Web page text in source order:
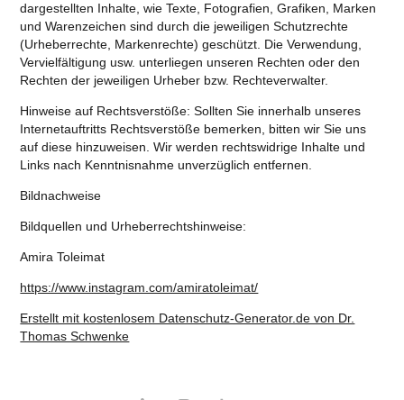
dargestellten Inhalte, wie Texte, Fotografien, Grafiken, Marken
und Warenzeichen sind durch die jeweiligen Schutzrechte
(Urheberrechte, Markenrechte) geschützt. Die Verwendung,
Vervielfältigung usw. unterliegen unseren Rechten oder den
Rechten der jeweiligen Urheber bzw. Rechteverwalter.
Hinweise auf Rechtsverstöße: Sollten Sie innerhalb unseres
Internetauftritts Rechtsverstöße bemerken, bitten wir Sie uns
auf diese hinzuweisen. Wir werden rechtswidrige Inhalte und
Links nach Kenntnisnahme unverzüglich entfernen.
Bildnachweise
Bildquellen und Urheberrechtshinweise:
Amira Toleimat
https://www.instagram.com/amiratoleimat/
Erstellt mit kostenlosem Datenschutz-Generator.de von Dr.
Thomas Schwenke